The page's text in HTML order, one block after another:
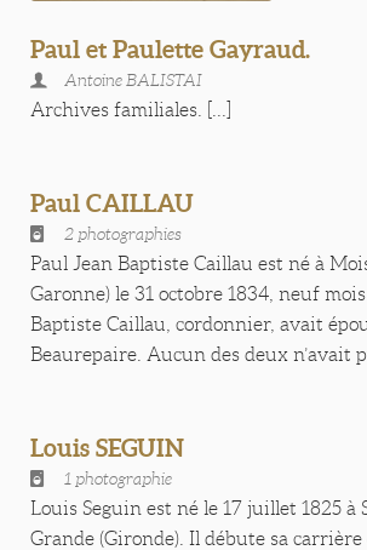
Paul et Paulette Gayraud.
Antoine BALISTAI
Archives familiales. [...]
Paul CAILLAU
2 photographies
Paul Jean Baptiste Caillau est né à
Garonne) le 31 octobre 1834, neuf
Baptiste Caillau, cordonnier, avait
Beaurepaire. Aucun des deux n’avait
Louis SEGUIN
1 photographie
Louis Seguin est né le 17 juillet 1825 à
Grande (Gironde). Il débute sa